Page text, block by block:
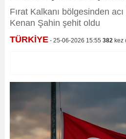
Fırat Kalkanı bölgesinden
Kenan Şahin şehit oldu
TÜRKİYE - 25-06-2026 15:55 382 kez